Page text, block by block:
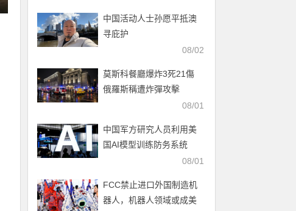
中国活动人士孙愿平抵澳
寻庇护
08/02
莫斯科餐廳爆炸3死21傷
俄羅斯稱遭炸彈攻擊
08/01
中国军方研究人员利用美
国AI模型训练防务系统
08/01
FCC禁止进口外国制造机
器人，机器人领域或成美